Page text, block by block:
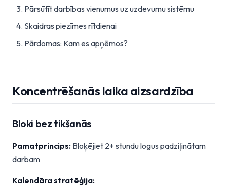
Pārsūtīt darbības vienumus uz uzdevumu sistēmu
Skaidras piezīmes rītdienai
Pārdomas: Kam es apņēmos?
Koncentrēšanās laika aizsardzība
Bloki bez tikšanās
Pamatprincips: Bloķējiet 2+ stundu logus padziļinātam
darbam
Kalendāra stratēģija: